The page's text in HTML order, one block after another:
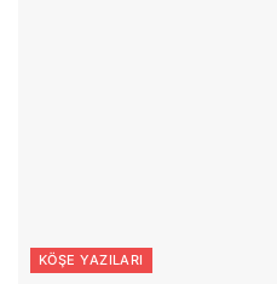
KÖŞE YAZILARI